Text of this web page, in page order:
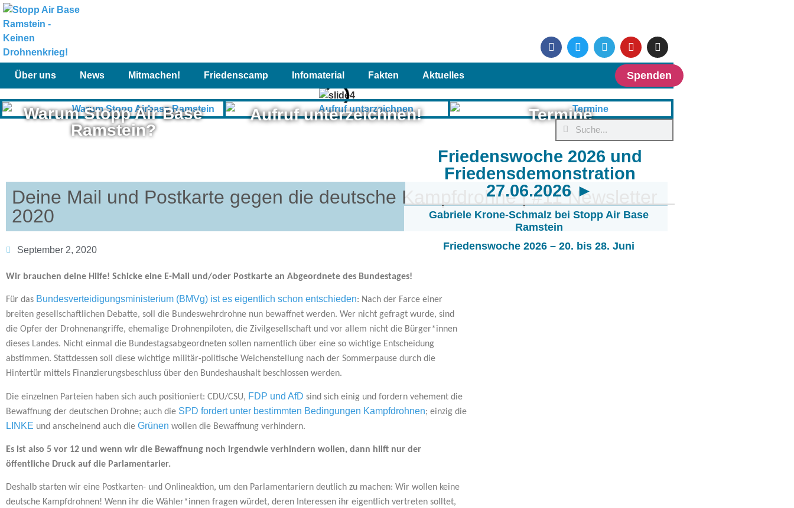
Spenden
Über uns News Mitmachen! Friedenscamp Infomaterial Fakten Aktuelles
Friedenswoche 2026 und
Friedensdemonstration
27.06.2026 ►
Gabriele Krone-Schmalz bei Stopp Air Base
Ramstein
Friedenswoche 2026 – 20. bis 28. Juni
Warum Stopp Air Base
Ramstein?
Aufruf unterzeichnen! Termine
Deine Mail und Postkarte gegen die deutsche Kampfdrohne | #11 Newsletter
2020
September 2, 2020
Wir brauchen deine Hilfe! Schicke eine E-Mail und/oder Postkarte an Abgeordnete des Bundestages!
Für das Bundesverteidigungsministerium (BMVg) ist es eigentlich schon entschieden: Nach der Farce einer
breiten gesellschaftlichen Debatte, soll die Bundeswehrdrohne nun bewaffnet werden. Wer nicht gefragt wurde, sind
die Opfer der Drohnenangriffe, ehemalige Drohnenpiloten, die Zivilgesellschaft und vor allem nicht die Bürger*innen
dieses Landes. Nicht einmal die Bundestagsabgeordneten sollen namentlich über eine so wichtige Entscheidung
abstimmen. Stattdessen soll diese wichtige militär-politische Weichenstellung nach der Sommerpause durch die
Hintertür mittels Finanzierungsbeschluss über den Bundeshaushalt beschlossen werden.
Die einzelnen Parteien haben sich auch positioniert: CDU/CSU, FDP und AfD sind sich einig und fordern vehement die
Bewaffnung der deutschen Drohne; auch die SPD fordert unter bestimmten Bedingungen Kampfdrohnen; einzig die
LINKE und anscheinend auch die Grünen wollen die Bewaffnung verhindern.
Es ist also 5 vor 12 und wenn wir die Bewaffnung noch irgendwie verhindern wollen, dann hilft nur der
öffentliche Druck auf die Parlamentarier.
Deshalb starten wir eine Postkarten- und Onlineaktion, um den Parlamentariern deutlich zu machen: Wir wollen keine
deutsche Kampfdrohnen! Wenn ihr die Wähler*innen fragen würdet, deren Interessen ihr eigentlich vertreten solltet,